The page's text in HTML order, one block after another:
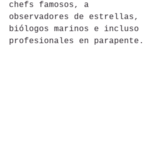
chefs famosos, a
observadores de estrellas,
biólogos marinos e incluso
profesionales en parapente.